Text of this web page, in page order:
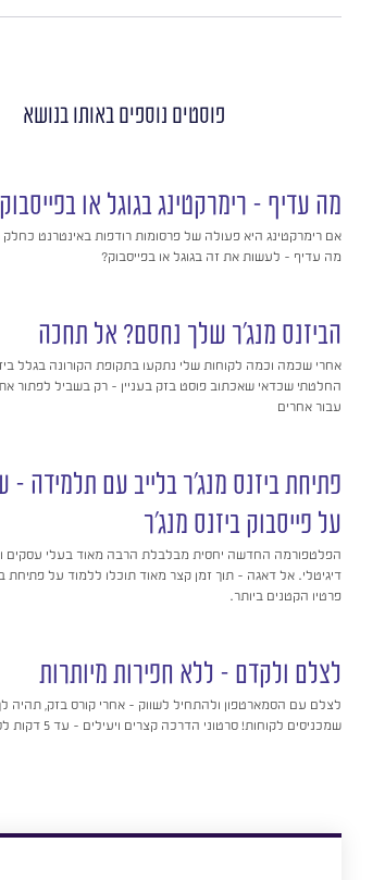
פוסטים נוספים באותו בנושא
מה עדיף – רימרקטינג בגוגל או
אם רימרקטינג היא פעולה של פרסומות רודפות באינטרנט כחלק
מה עדיף – לעשות את זה בגוגל או בפייסבוק?
הביזנס מנג'ר שלך נחסם? אל תחכה
אחרי שכמה וכמה לקוחות שלי נתקעו בתקופת הקורונה בגלל
החלטתי שכדאי שאכתוב פוסט בזק בעניין – רק בשביל לפתור
עבור אחרים
פתיחת ביזנס מנג'ר בלייב עם תלמידה –
על פייסבוק ביזנס מנג'ר
הפלטפורמה החדשה יחסית מבלבלת הרבה מאוד בעלי עסקים
דיגיטלי. אל דאגה – תוך זמן קצר מאוד תוכלו ללמוד על פתיחת
פרטיו הקטנים ביותר.
לצלם ולקדם – ללא חפירות מיותרות
לצלם עם הסמארטפון ולהתחיל לשווק – אחרי קורס בזק, תהיה
שמכניסים לקוחות! סרטוני הדרכה קצרים ויעילים – עד 5 דקות לסרטון ללמוד